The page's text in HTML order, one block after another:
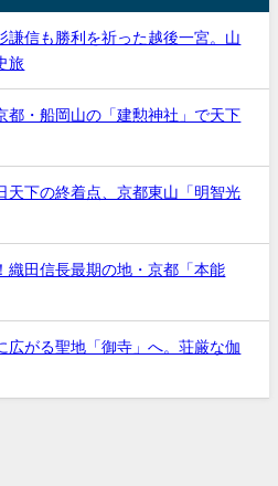
謙信も勝利を祈った越後一宮。山
旅
都・船岡山の「建勲神社」で天下
天下の終着点、京都東山「明智光
織田信長最期の地・京都「本能
広がる聖地「御寺」へ。荘厳な伽